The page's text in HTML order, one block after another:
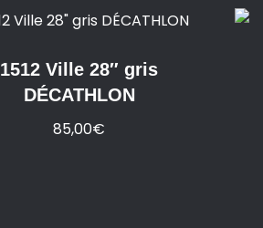
1512 Ville 28″ gris
DÉCATHLON
85,00€